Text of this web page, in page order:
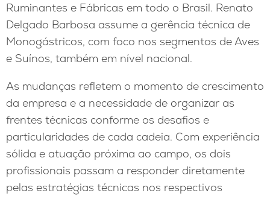
Ruminantes e Fábricas em todo o Brasil. Renato
Delgado Barbosa assume a gerência técnica de
Monogástricos, com foco nos segmentos de Aves
e Suínos, também em nível nacional.
As mudanças refletem o momento de crescimento
da empresa e a necessidade de organizar as
frentes técnicas conforme os desafios e
particularidades de cada cadeia. Com experiência
sólida e atuação próxima ao campo, os dois
profissionais passam a responder diretamente
pelas estratégias técnicas nos respectivos